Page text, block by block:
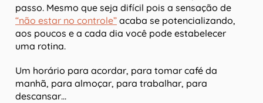
passo. Mesmo que seja difícil pois a sensação de
“não estar no controle” acaba se potencializando,
aos poucos e a cada dia você pode estabelecer
uma rotina.
Um horário para acordar, para tomar café da
manhã, para almoçar, para trabalhar, para
descansar…